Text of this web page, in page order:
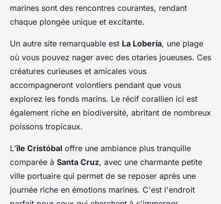
marines sont des rencontres courantes, rendant
chaque plongée unique et excitante.
Un autre site remarquable est La Lobería, une plage
où vous pouvez nager avec des otaries joueuses. Ces
créatures curieuses et amicales vous
accompagneront volontiers pendant que vous
explorez les fonds marins. Le récif corallien ici est
également riche en biodiversité, abritant de nombreux
poissons tropicaux.
L'île Cristóbal offre une ambiance plus tranquille
comparée à Santa Cruz, avec une charmante petite
ville portuaire qui permet de se reposer après une
journée riche en émotions marines. C'est l'endroit